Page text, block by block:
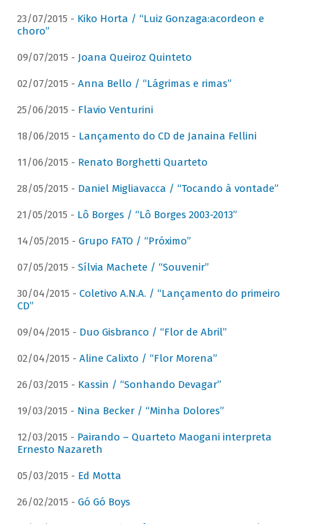
23/07/2015 - Kiko Horta / “Luiz Gonzaga:acordeon e
choro”
09/07/2015 - Joana Queiroz Quinteto
02/07/2015 - Anna Bello / “Lágrimas e rimas”
25/06/2015 - Flavio Venturini
18/06/2015 - Lançamento do CD de Janaina Fellini
11/06/2015 - Renato Borghetti Quarteto
28/05/2015 - Daniel Migliavacca / “Tocando à vontade”
21/05/2015 - Lô Borges / “Lô Borges 2003-2013”
14/05/2015 - Grupo FATO / “Próximo”
07/05/2015 - Sílvia Machete / “Souvenir”
30/04/2015 - Coletivo A.N.A. / “Lançamento do primeiro
CD”
09/04/2015 - Duo Gisbranco / “Flor de Abril”
02/04/2015 - Aline Calixto / “Flor Morena”
26/03/2015 - Kassin / “Sonhando Devagar”
19/03/2015 - Nina Becker / “Minha Dolores”
12/03/2015 - Pairando – Quarteto Maogani interpreta
Ernesto Nazareth
05/03/2015 - Ed Motta
26/02/2015 - Gó Gó Boys